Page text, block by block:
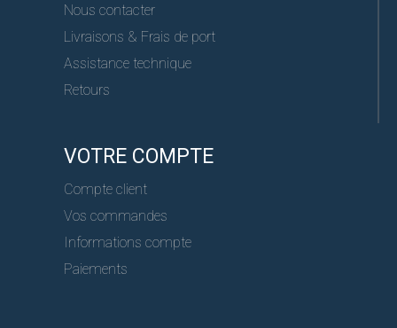
Nous contacter
Livraisons & Frais de port
Assistance technique
Retours
VOTRE COMPTE
Compte client
Vos commandes
Informations compte
Paiements